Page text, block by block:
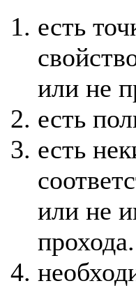
есть
или не
есть
есть
или не
прохода.